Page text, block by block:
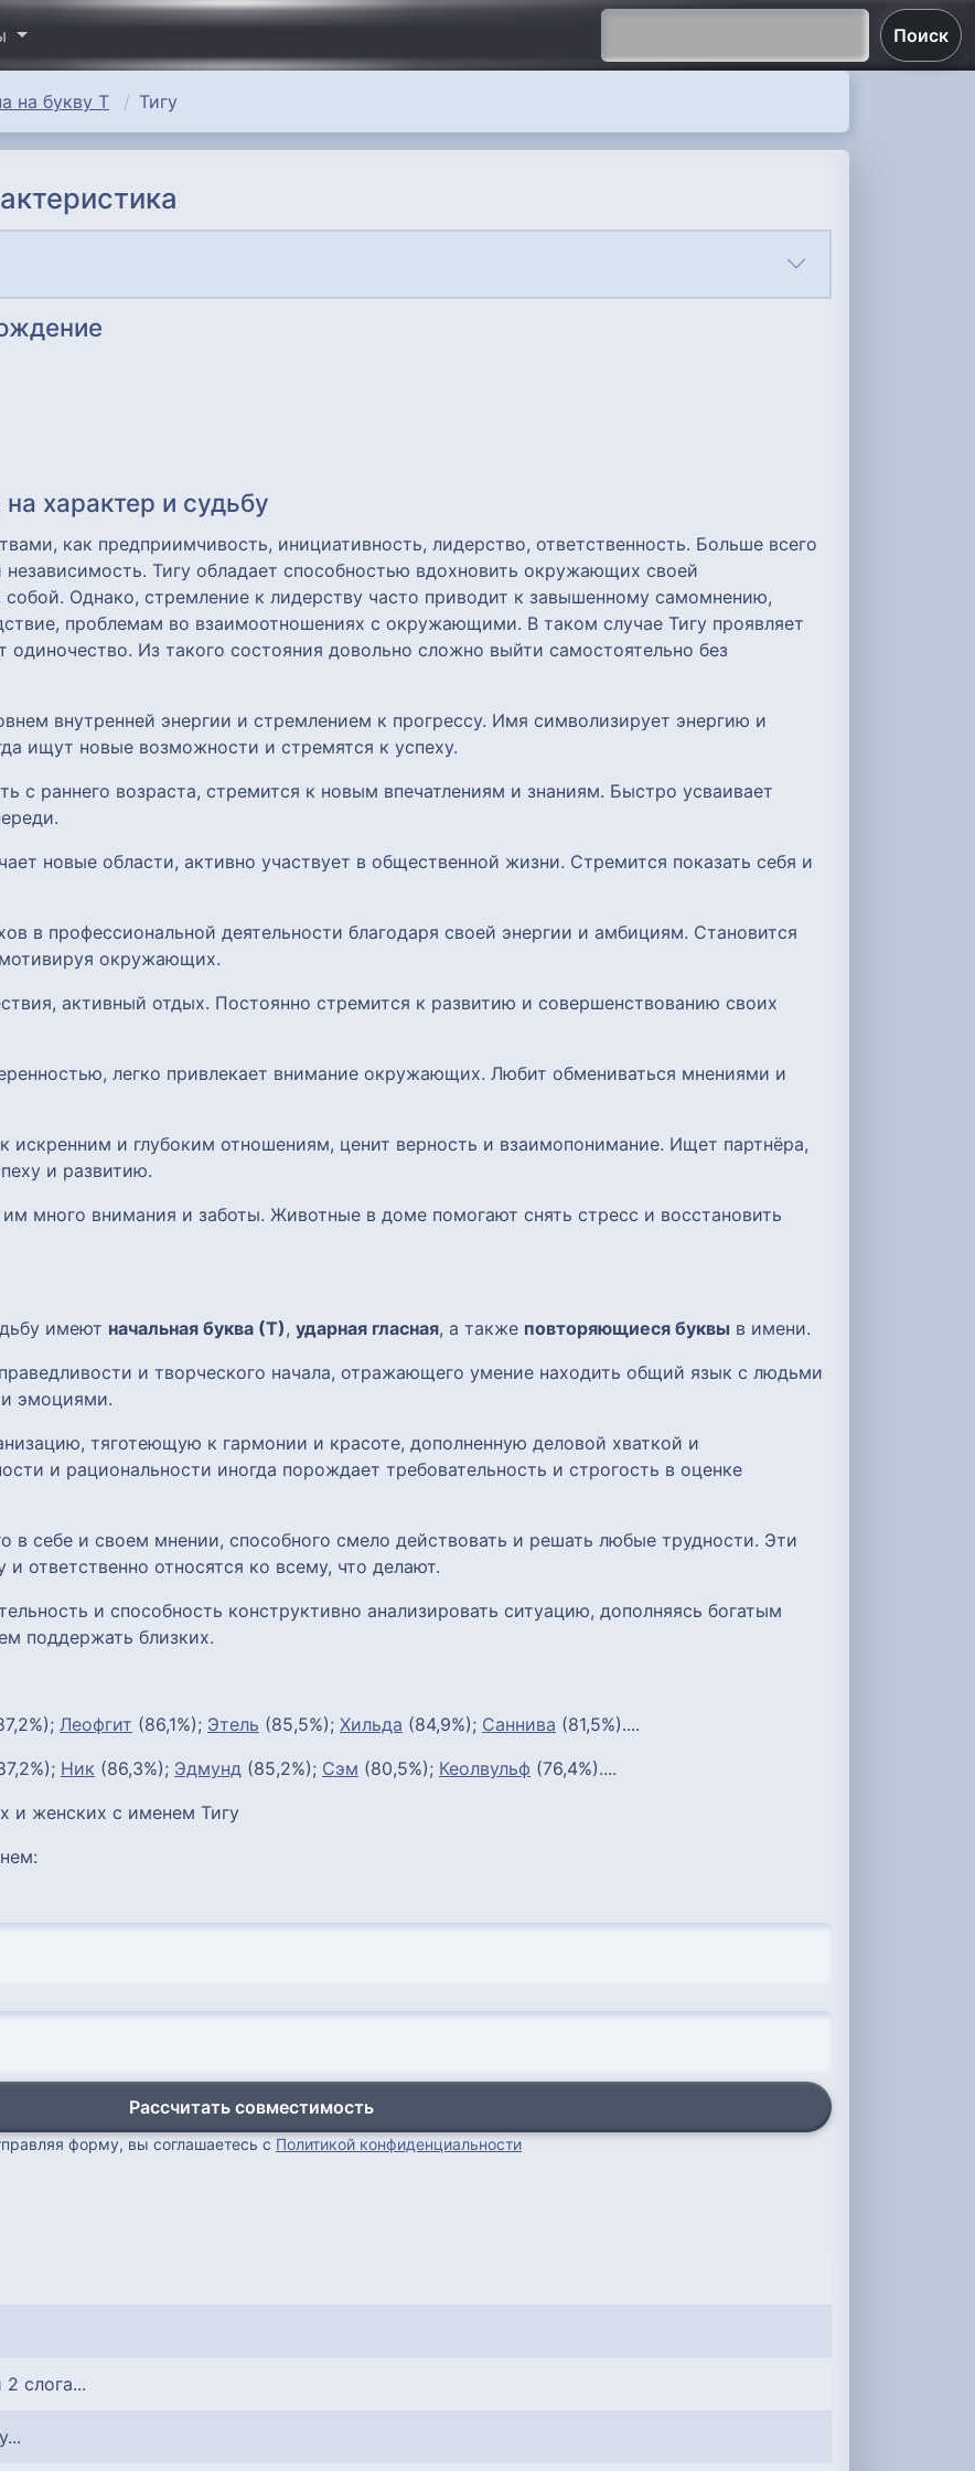
Поиск
на букву Т Тигу
характер и судьбу
как предприимчивость, инициативность, лидерство, ответственность. Больше всего
Тигу обладает способностью вдохновить окружающих своей
Однако, стремление к лидерству часто приводит к завышенному самомнению,
проблемам во взаимоотношениях с окружающими. В таком случае Тигу проявляет
одиночество. Из такого состояния довольно сложно выйти самостоятельно без
внутренней энергии и стремлением к прогрессу. Имя символизирует энергию и
ищут новые возможности и стремятся к успеху.
с раннего возраста, стремится к новым впечатлениям и знаниям. Быстро усваивает
новые области, активно участвует в общественной жизни. Стремится показать себя и
в профессиональной деятельности благодаря своей энергии и амбициям. Становится
окружающих.
активный отдых. Постоянно стремится к развитию и совершенствованию своих
легко привлекает внимание окружающих. Любит обмениваться мнениями и
искренним и глубоким отношениям, ценит верность и взаимопонимание. Ищет партнёра,
и развитию.
много внимания и заботы. Животные в доме помогают снять стресс и восстановить
имеют начальная буква (Т), ударная гласная, а также повторяющиеся буквы в имени.
и творческого начала, отражающего умение находить общий язык с людьми
и эмоциями.
тяготеющую к гармонии и красоте, дополненную деловой хваткой и
и рациональности иногда порождает требовательность и строгость в оценке
в себе и своем мнении, способного смело действовать и решать любые трудности. Эти
относятся ко всему, что делают.
и способность конструктивно анализировать ситуацию, дополняясь богатым
поддержать близких.
Леофгит (86,1%); Этель (85,5%); Хильда (84,9%); Саннива (81,5%)....
Ник (86,3%); Эдмунд (85,2%); Сэм (80,5%); Кеолвульф (76,4%)....
и женских с именем Тигу
Рассчитать совместимость
форму, вы соглашаетесь с Политикой конфиденциальности
слога...